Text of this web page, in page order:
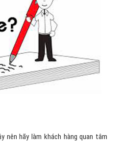
nên hãy làm khách hàng quan tâm